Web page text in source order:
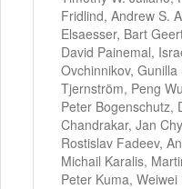
Fridlind, Andrew S.
Elsaesser, Bart
David Painemal,
Ovchinnikov,
Tjernström, Peng
Peter Bogenschutz,
Chandrakar, Jan
Rostislav Fadeev,
Michail Karalis,
Peter Kuma,